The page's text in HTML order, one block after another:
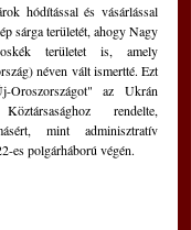
hódítással és vásárlással
sárga területét, ahogy Nagy
területet is, amely
néven vált ismertté. Ezt
az Ukrán
rendelte,
mint adminisztratív
es polgárháború végén.